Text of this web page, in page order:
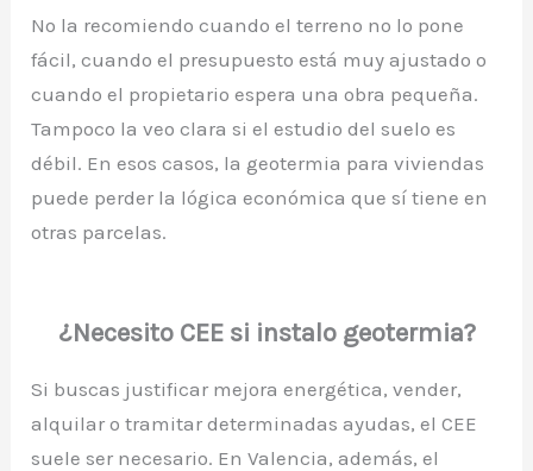
No la recomiendo cuando el terreno no lo pone
fácil, cuando el presupuesto está muy ajustado o
cuando el propietario espera una obra pequeña.
Tampoco la veo clara si el estudio del suelo es
débil. En esos casos, la geotermia para viviendas
puede perder la lógica económica que sí tiene en
otras parcelas.
¿Necesito CEE si instalo geotermia?
Si buscas justificar mejora energética, vender,
alquilar o tramitar determinadas ayudas, el CEE
suele ser necesario. En Valencia, además, el